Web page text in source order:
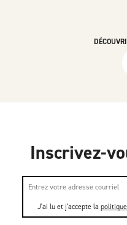
Inscrivez-
J'ai lu et j'accepte la